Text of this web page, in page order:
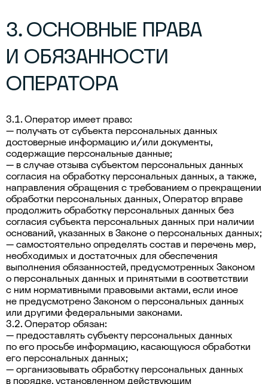
3. ОСНОВНЫЕ ПРАВА
И ОБЯЗАННОСТИ
ОПЕРАТОРА
3.1. Оператор имеет право:
— получать от субъекта персональных данных
достоверные информацию и/или документы,
содержащие персональные данные;
— в случае отзыва субъектом персональных данных
согласия на обработку персональных данных, а также,
направления обращения с требованием о прекращении
обработки персональных данных, Оператор вправе
продолжить обработку персональных данных без
согласия субъекта персональных данных при наличии
оснований, указанных в Законе о персональных данных;
— самостоятельно определять состав и перечень мер,
необходимых и достаточных для обеспечения
выполнения обязанностей, предусмотренных Законом
о персональных данных и принятыми в соответствии
с ним нормативными правовыми актами, если иное
не предусмотрено Законом о персональных данных
или другими федеральными законами.
3.2. Оператор обязан:
— предоставлять субъекту персональных данных
по его просьбе информацию, касающуюся обработки
его персональных данных;
— организовывать обработку персональных данных
в порядке, установленном действующим